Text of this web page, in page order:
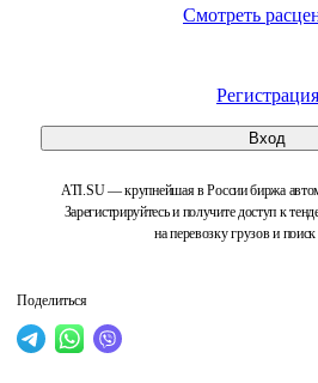
Смотреть
Регистрация
Вход
ATI.SU — крупнейшая в России биржа
Зарегистрируйтесь и получите доступ к
на перевозку грузов и поиск
Поделиться